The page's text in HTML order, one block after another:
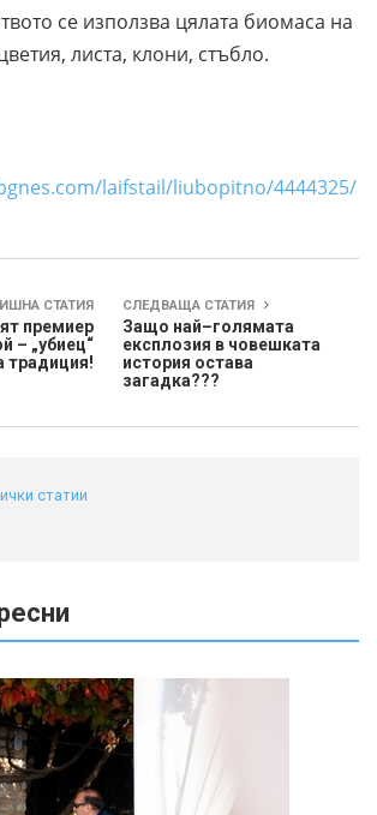
се използва цялата биомаса на
листа, клони, стъбло.
laifstail/liubopitno/4444325/
СТАТИЯ
премиер
– „убиец“
традиция!
СЛЕДВАЩА СТАТИЯ
Защо най–голямата
експлозия в човешката
история остава
загадка???
статии